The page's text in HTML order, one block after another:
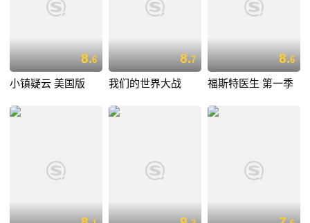
8.6
小镇疑云 美国版
8.7
我们的世界大战
8.6
福斯特医生 第一季